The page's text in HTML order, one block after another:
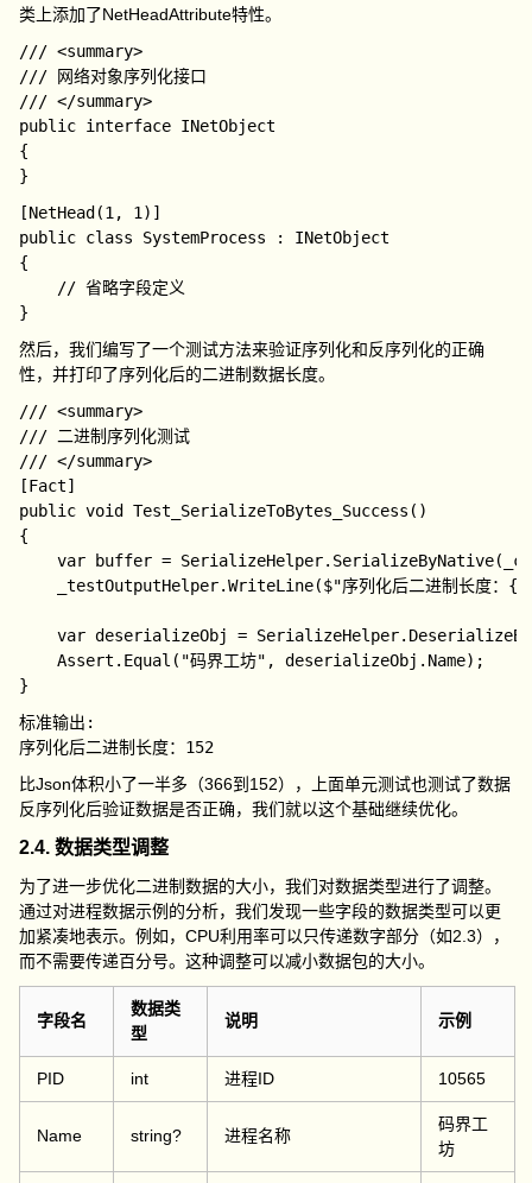
类上添加了NetHeadAttribute特性。
/// <summary>
/// 网络对象序列化接口
/// </summary>
public interface INetObject
{
[NetHead(1, 1)]
public class SystemProcess : INetObject
{
然后，我们编写了一个测试方法来验证序列化和反序列化的正确
性，并打印了序列化后的二进制数据长度。
/// <summary>
/// 二进制序列化测试
/// </summary>
[Fact]
public void Test_SerializeToBytes_Success()
{
var buffer =
_testOutputHelper.WriteLine($"序列化后二进制长度：
var deserializeObj =
    Assert.Equal("码界工坊", deserializeObj.Name);
标准输出:
比Json体积小了一半多（366到152），上面单元测试也测试了数据
反序列化后验证数据是否正确，我们就以这个基础继续优化。
2.4. 数据类型调整
为了进一步优化二进制数据的大小，我们对数据类型进行了调整。
通过对进程数据示例的分析，我们发现一些字段的数据类型可以更
加紧凑地表示。例如，CPU利用率可以只传递数字部分（如2.3），
而不需要传递百分号。这种调整可以减小数据包的大小。
字段名
数据类
型
说明 示例
PID int 进程ID 10565
Name string? 进程名称
码界工
坊